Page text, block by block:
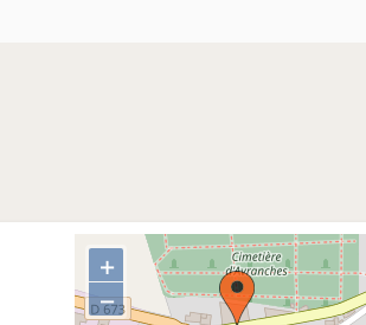
+
−